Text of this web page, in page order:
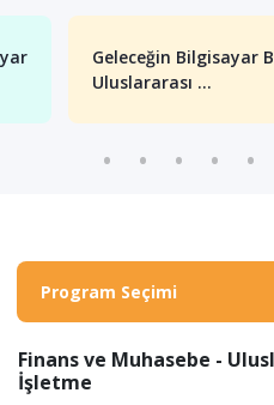
Geleceğin Bilgisayar
Uluslararası ...
Program Seçimi
Finans ve Muhasebe -
İşletme